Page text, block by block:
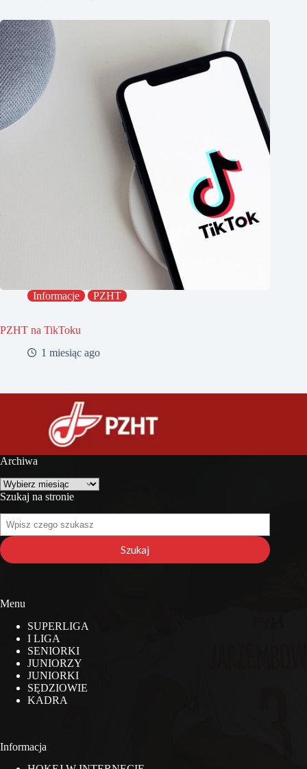
Informacje PZHT
PZHT na TikToku
1 miesiąc ago
Archiwa
Archiwa
Szukaj na stronie
na
stronie
Szukaj
Menu
SUPERLIGA
I LIGA
SENIORKI
JUNIORZY
JUNIORKI
SĘDZIOWIE
KADRA
Informacja